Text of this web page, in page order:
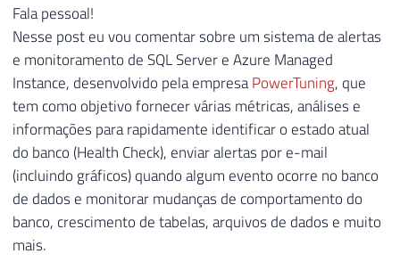
Fala pessoal!
Nesse post eu vou comentar sobre um sistema de alertas
e monitoramento de SQL Server e Azure Managed
Instance, desenvolvido pela empresaPowerTuning, que
tem como objetivo fornecer várias métricas, análises e
informações para rapidamente identificar o estado atual
do banco (Health Check), enviar alertas por e-mail
(incluindo gráficos) quando algum evento ocorre no banco
de dados e monitorar mudanças de comportamento do
banco, crescimento de tabelas, arquivos de dados e muito
mais.